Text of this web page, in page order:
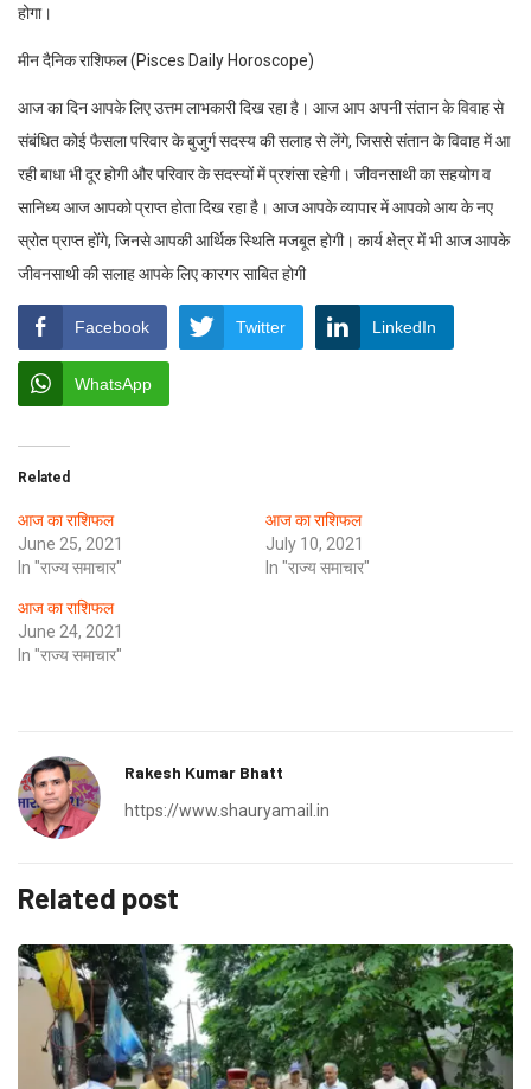
होगा।
मीन दैनिक राशिफल (Pisces Daily Horoscope)
आज का दिन आपके लिए उत्तम लाभकारी दिख रहा है। आज आप अपनी संतान के विवाह से
संबंधित कोई फैसला परिवार के बुजुर्ग सदस्य की सलाह से लेंगे, जिससे संतान के विवाह में आ
रही बाधा भी दूर होगी और परिवार के सदस्यों में प्रशंसा रहेगी। जीवनसाथी का सहयोग व
सानिध्य आज आपको प्राप्त होता दिख रहा है। आज आपके व्यापार में आपको आय के नए
स्रोत प्राप्त होंगे, जिनसे आपकी आर्थिक स्थिति मजबूत होगी। कार्य क्षेत्र में भी आज आपके
जीवनसाथी की सलाह आपके लिए कारगर साबित होगी
Facebook Twitter LinkedIn
WhatsApp
Related
आज का राशिफल
June 25, 2021
In "राज्य समाचार"
आज का राशिफल
July 10, 2021
In "राज्य समाचार"
आज का राशिफल
June 24, 2021
In "राज्य समाचार"
Rakesh Kumar Bhatt
https://www.shauryamail.in
Related post